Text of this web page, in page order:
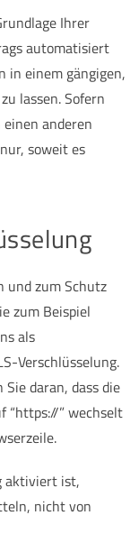
Ihrer
automatisiert
in einem gängigen,
lassen. Sofern
anderen
soweit es
und zum Schutz
zum Beispiel
als
Verschlüsselung.
daran, dass die
“https://” wechselt
aktiviert ist,
nicht von